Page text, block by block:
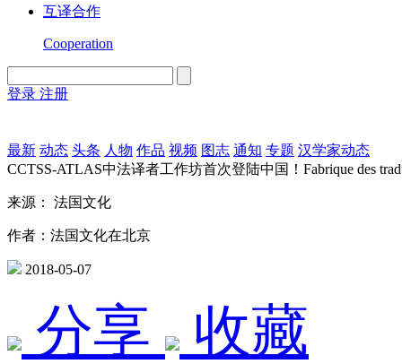
互译合作
Cooperation
登录 注册
最新 动态 头条 人物 作品 视频 图志 通知 专题 汉学家动态
CCTSS-ATLAS中法译者工作坊首次登陆中国！Fabrique des
来源： 法国文化
作者：法国文化在北京
2018-05-07
分享 收藏